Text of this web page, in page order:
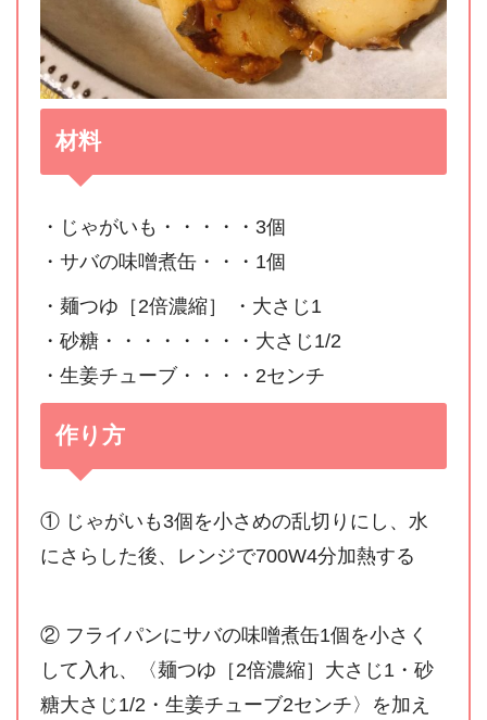
材料
・じゃがいも・・・・・3個
・サバの味噌煮缶・・・1個
・麺つゆ［2倍濃縮］ ・大さじ1
・砂糖・・・・・・・・大さじ1/2
・生姜チューブ・・・・2センチ
作り方
① じゃがいも3個を小さめの乱切りにし、水
にさらした後、レンジで700W4分加熱する
② フライパンにサバの味噌煮缶1個を小さく
して入れ、〈麺つゆ［2倍濃縮］大さじ1・砂
糖大さじ1/2・生姜チューブ2センチ〉を加え